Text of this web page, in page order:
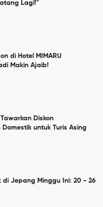
Lagi!"
di Hotel MIMARU
Makin Ajaib!
Diskon
untuk Turis Asing
di Jepang Minggu Ini: 20 - 26